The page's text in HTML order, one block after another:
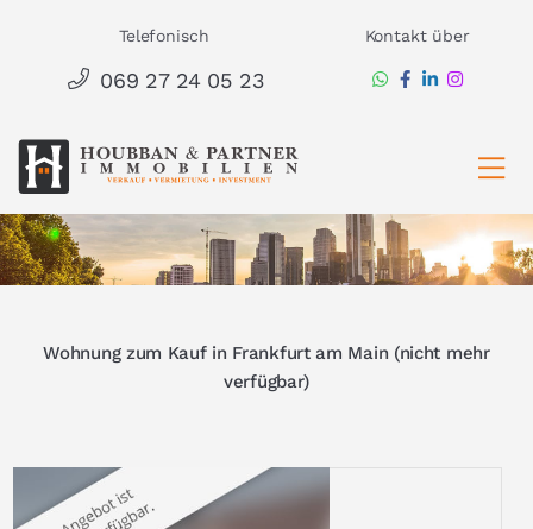
springen
Telefonisch
069 27 24 05 23
Kontakt über
Wohnung zum Kauf in Frankfurt am Main (nicht mehr
verfügbar)